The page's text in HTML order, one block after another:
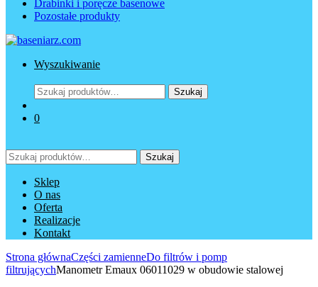
Drabinki i poręcze basenowe
Pozostałe produkty
Wyszukiwanie
Szukaj: Szukaj
0
Szukaj: Szukaj
Sklep
O nas
Oferta
Realizacje
Kontakt
Strona głównaCzęści zamienneDo filtrów i pomp
filtrującychManometr Emaux 06011029 w obudowie stalowej